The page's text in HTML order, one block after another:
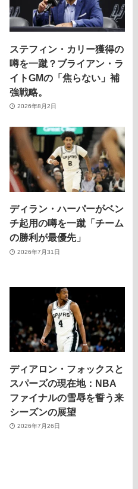
ステフィン・カリー獲得の
噂を一蹴？ブライアン・ラ
イトGMの「焦らない」補
強戦略。
2026年8月2日
ディラン・ハーパーがベン
チ起用の噂を一蹴「チーム
の勝利が最優先」
2026年7月31日
ディアロン・フォックスと
スパーズの現在地：NBA
ファイナルの雪辱を誓う来
シーズンの展望
2026年7月26日